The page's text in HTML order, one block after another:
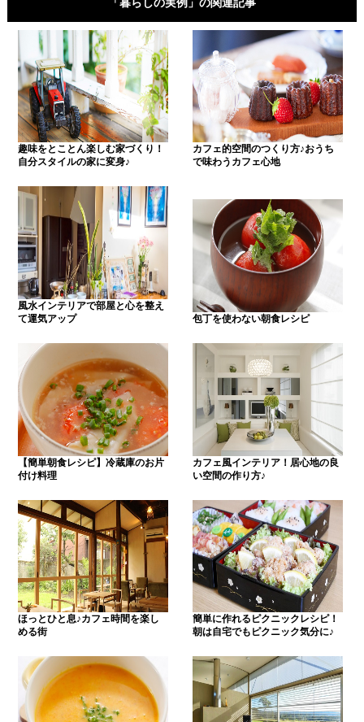
趣味をとことん楽しむ家づくり！
自分スタイルの家に変身♪
カフェ的空間のつくり方♪おうち
で味わうカフェ心地
風水インテリアで部屋と心を整え
て運気アップ
包丁を使わない朝食レシピ
【簡単朝食レシピ】冷蔵庫のお片
付け料理
カフェ風インテリア！居心地の良
い空間の作り方♪
ほっとひと息♪カフェ時間を楽し
める街
簡単に作れるピクニックレシピ！
朝は自宅でもピクニック気分に♪